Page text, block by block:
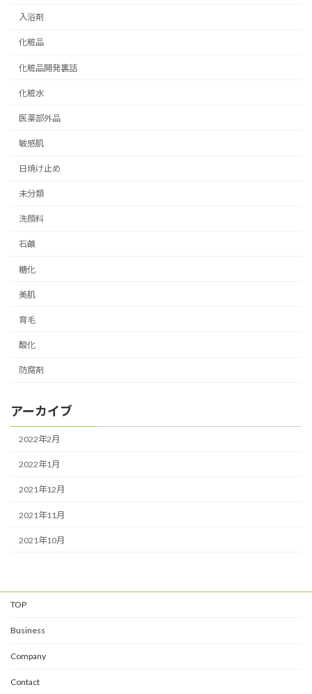
入浴剤
化粧品
化粧品開発裏話
化粧水
医薬部外品
敏感肌
日焼け止め
未分類
洗顔料
石鹸
糖化
美肌
育毛
酸化
防腐剤
アーカイブ
2022年2月
2022年1月
2021年12月
2021年11月
2021年10月
TOP
Business
Company
Contact